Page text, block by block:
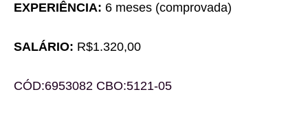
EXPERIÊNCIA: 6 meses (comprovada)
SALÁRIO: R$1.320,00
CÓD:6953082 CBO:5121-05